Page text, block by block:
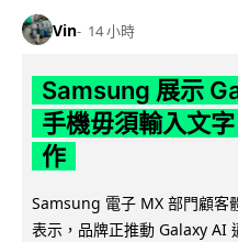
Vin 14 小時
Samsung 展示
手機毋須輸入文
作
Samsung 電子 MX 部門顧客
表示，品牌正推動 Galaxy AI